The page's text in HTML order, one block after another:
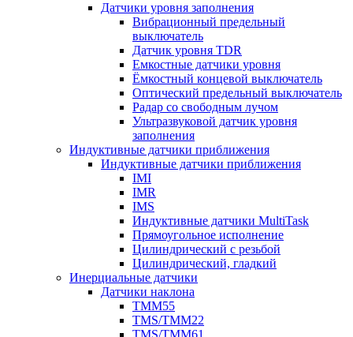
Датчики уровня заполнения
Вибрационный предельный
выключатель
Датчик уровня TDR
Емкостные датчики уровня
Ёмкостный концевой выключатель
Оптический предельный выключатель
Радар со свободным лучом
Ультразвуковой датчик уровня
заполнения
Индуктивные датчики приближения
Индуктивные датчики приближения
IMI
IMR
IMS
Индуктивные датчики MultiTask
Прямоугольное исполнение
Цилиндрический с резьбой
Цилиндрический, гладкий
Инерциальные датчики
Датчики наклона
TMM55
TMS/TMM22
TMS/TMM61